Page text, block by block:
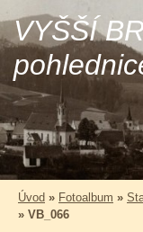
VYŠŠÍ
Úvod » Fotoalbum »
» VB_066